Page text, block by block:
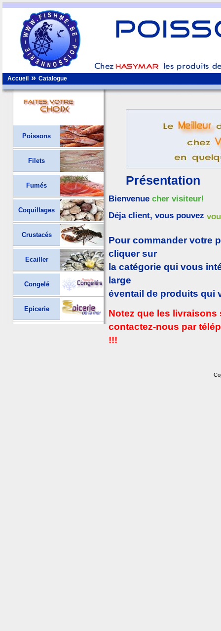
Accueil » Catalogue
Présentation
Bienvenue cher visiteur!
Déja client, vous pouvez
Pour commander votre
cliquer sur
la catégorie qui vous
large
éventail de produits qui
Notez que les
contactez-nous par
!!!
Poissons
Filets
Fumés
Coquillages
Crustacés
Ecailler
Congelé
Epicerie